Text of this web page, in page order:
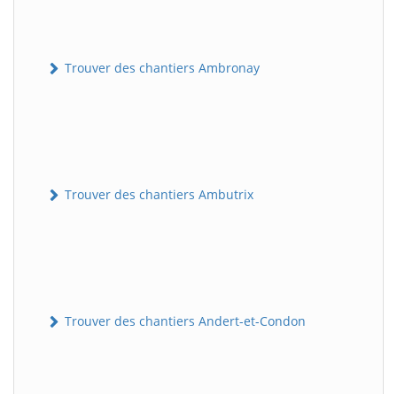
Trouver des chantiers Ambronay
Trouver des chantiers Ambutrix
Trouver des chantiers Andert-et-Condon